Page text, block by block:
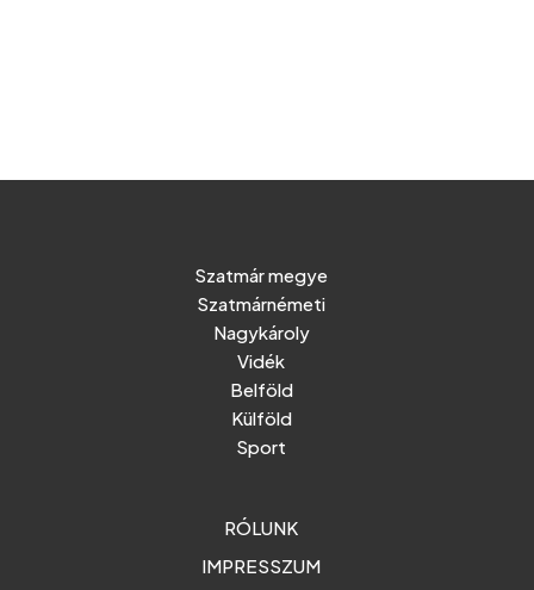
Szatmár megye
Szatmárnémeti
Nagykároly
Vidék
Belföld
Külföld
Sport
RÓLUNK
IMPRESSZUM